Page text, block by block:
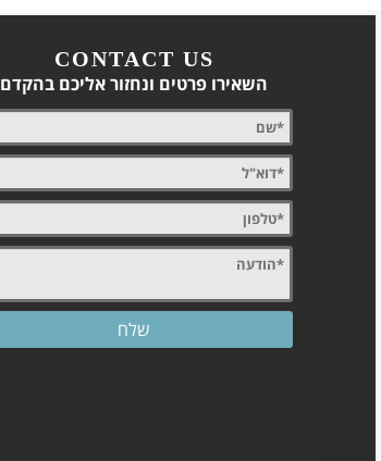
CONTACT US
השאירו פרטים ונחזור אליכם בהקדם